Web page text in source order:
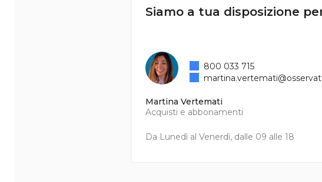
Siamo a tua disposizione
Martina Vertemati
Acquisti e abbonamenti
Da Lunedì al Venerdì, dalle 09 alle 18
800 033 715